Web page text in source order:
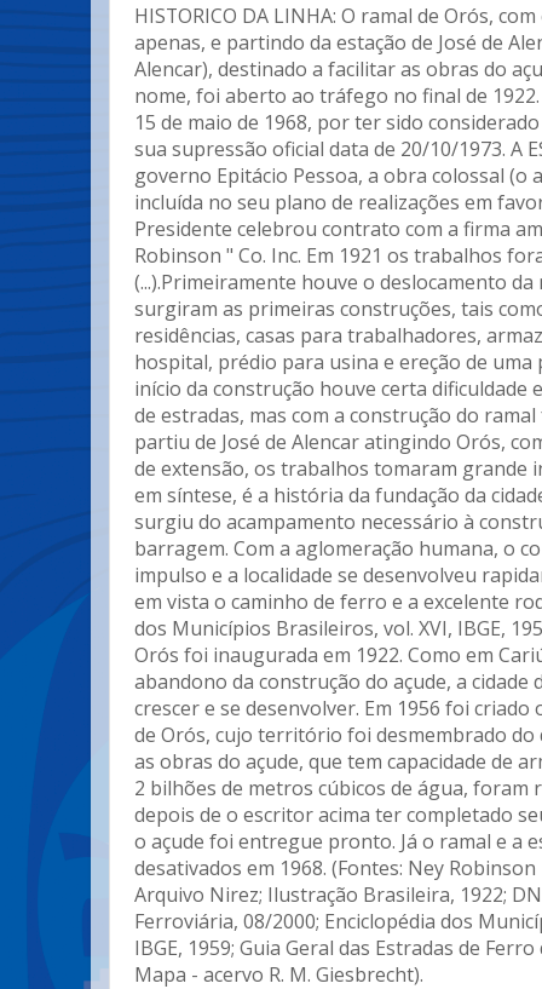
HISTORICO DA LINHA: O ramal de Orós,
apenas, e partindo da estação de José de
Alencar), destinado a facilitar as obras do
nome, foi aberto ao tráfego no final de
15 de maio de 1968, por ter sido
sua supressão oficial data de 20/10/1973. A
governo Epitácio Pessoa, a obra colossal (o
incluída no seu plano de realizações em
Presidente celebrou contrato com a firma
Robinson " Co. Inc. Em 1921 os trabalhos
(...).Primeiramente houve o deslocamento
surgiram as primeiras construções, tais
residências, casas para trabalhadores,
hospital, prédio para usina e ereção de uma
início da construção houve certa dificuldade
de estradas, mas com a construção do
partiu de José de Alencar atingindo Orós,
de extensão, os trabalhos tomaram grande
em síntese, é a história da fundação da
surgiu do acampamento necessário à
barragem. Com a aglomeração humana, o
impulso e a localidade se desenvolveu
em vista o caminho de ferro e a excelente
dos Municípios Brasileiros, vol. XVI, IBGE,
Orós foi inaugurada em 1922. Como em
abandono da construção do açude, a cidade
crescer e se desenvolver. Em 1956 foi
de Orós, cujo território foi desmembrado do
as obras do açude, que tem capacidade de
2 bilhões de metros cúbicos de água, foram
depois de o escritor acima ter completado
o açude foi entregue pronto. Já o ramal e a
desativados em 1968. (Fontes: Ney Robinson
Arquivo Nirez; Ilustração Brasileira, 1922;
Ferroviária, 08/2000; Enciclopédia dos
IBGE, 1959; Guia Geral das Estradas de
Mapa - acervo R. M. Giesbrecht).